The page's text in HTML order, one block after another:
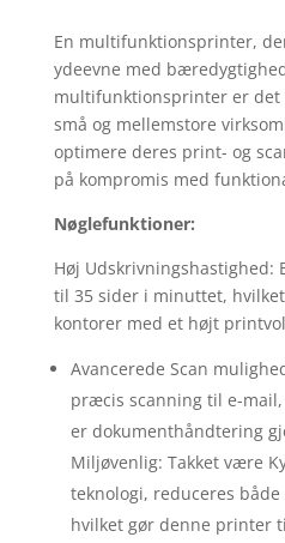
En multifunktionsprinter,
ydeevne med
multifunktionsprinter er det
små og mellemstore
optimere deres print- og
på kompromis med
Nøglefunktioner:
Høj Udskrivningshastighed:
til 35 sider i minuttet,
kontorer med et højt
Avancerede Scan
præcis scanning til e-mail,
er dokumenthåndtering
Miljøvenlig: Takket være
teknologi, reduceres
hvilket gør denne printer